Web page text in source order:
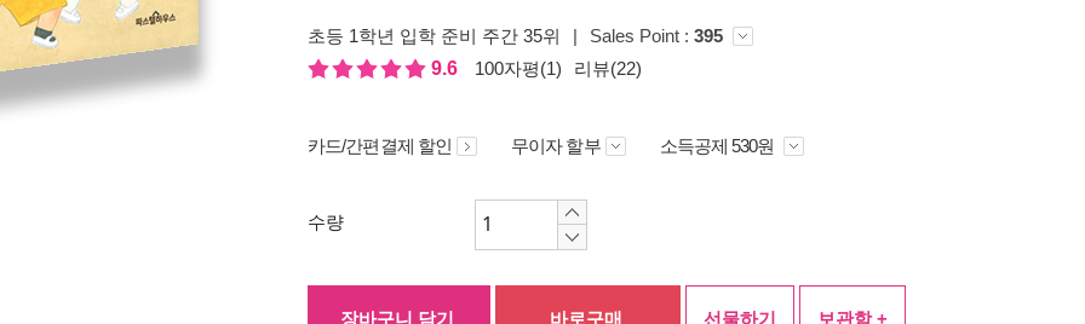
초등 1학년 입학 준비 주간 35위 | Sales Point : 395
9.6
100자평(1) 리뷰(22)
카드/간편결제 할인 무이자 할부 소득공제 530원
수량
장바구니 담기 바로구매 선물하기 보관함 +